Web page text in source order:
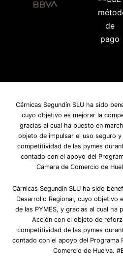
Cárnicas Segundín SLU ha sido
cuyo objetivo es mejorar la
gracias al cual ha puesto en
objeto de impulsar el uso seguro
competitividad de las pymes
contado con el apoyo del
Cámara de Comercio de
Cárnicas Segundín SLU ha sido
Desarrollo Regional, cuyo objetivo
de las PYMES, y gracias al cual ha
Acción con el objeto de
competitividad de las pymes
contado con el apoyo del Programa
Comercio de Huelva.